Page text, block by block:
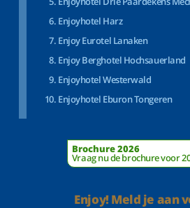
Enjoyhotel Harz
Enjoy Eurotel Lanaken
Enjoy Berghotel Hochsauerland
Enjoyhotel Westerwald
Enjoyhotel Eburon Tongeren
Brochure 2026
Vraag nu de brochure voor
Enjoy! Meld je aan